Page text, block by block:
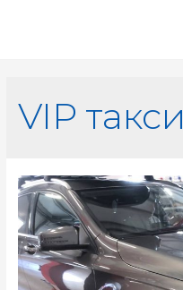
VIP такси